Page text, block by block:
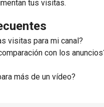
tus visitas.
visitas para mi canal?
con los
más de un vídeo?